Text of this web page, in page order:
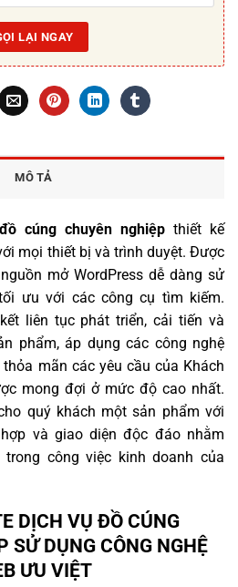
MÔ TẢ
cúng chuyên nghiệp thiết kế
mọi thiết bị và trình duyệt. Được
mở WordPress dễ dàng sử
ưu với các công cụ tìm kiếm.
liên tục phát triển, cải tiến và
phẩm, áp dụng các công nghệ
mãn các yêu cầu của Khách
mong đợi ở mức độ cao nhất.
quý khách một sản phẩm với
và giao diện độc đáo nhằm
công việc kinh doanh của
DỊCH VỤ ĐỒ CÚNG
SỬ DỤNG CÔNG NGHỆ
ƯU VIỆT